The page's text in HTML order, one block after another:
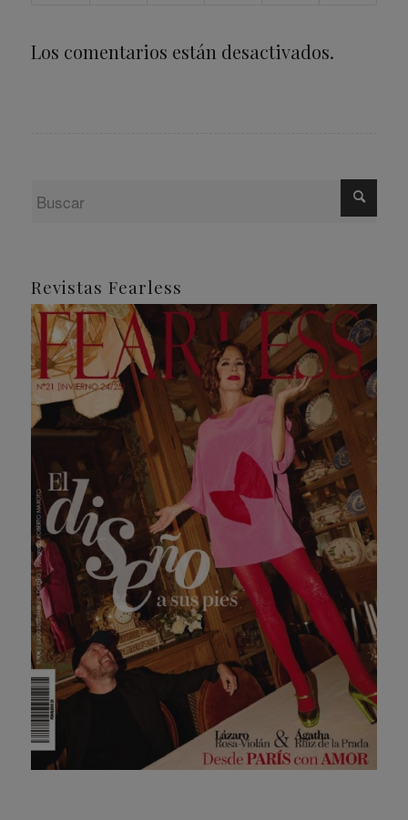
Los comentarios están desactivados.
Revistas Fearless